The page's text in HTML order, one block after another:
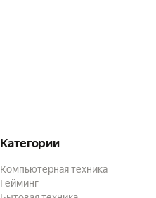
Категории
Компьютерная техника
Гейминг